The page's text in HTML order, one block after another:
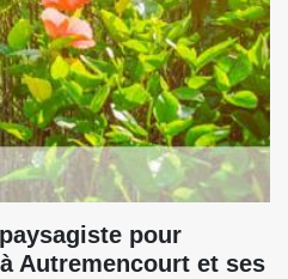
pour
Autremencourt et ses